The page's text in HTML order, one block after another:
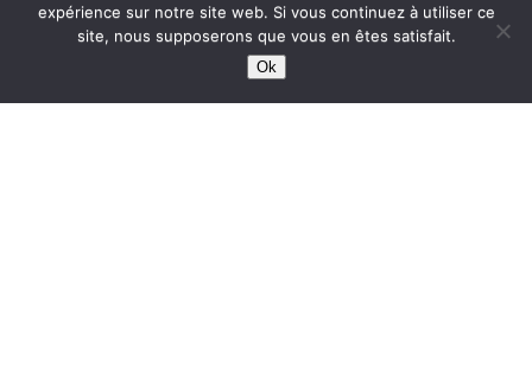
expérience sur notre site web. Si vous continuez à utiliser ce
site, nous supposerons que vous en êtes satisfait.
Ok